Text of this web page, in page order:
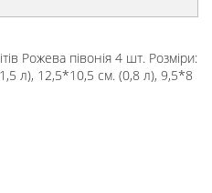
Рожева півонія 4 шт. Розміри:
л), 12,5*10,5 см. (0,8 л), 9,5*8